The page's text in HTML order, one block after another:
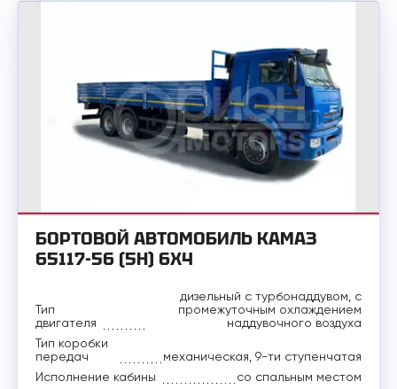
БОРТОВОЙ АВТОМОБИЛЬ КАМАЗ
65117-56 (5H) 6Х4
Тип
двигателя
дизельный с турбонаддувом, с
промежуточным охлаждением
наддувочного воздуха
Тип коробки
передач
механическая, 9-ти ступенчатая
Исполнение кабины
со спальным местом